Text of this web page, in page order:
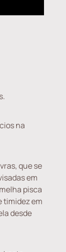
na
que se
em
pisca
timidez em
desde